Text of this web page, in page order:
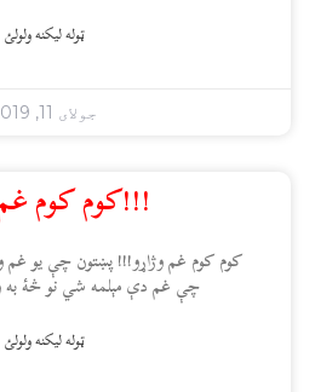
ټوله ليکنه ولولئ
جولای 11, 2019
!!!کوم کوم
کوم کوم غم وژاړو!!! پښتون چې يو
چې غم دې مېلمه شي نو څۀ به
ټوله ليکنه ولولئ